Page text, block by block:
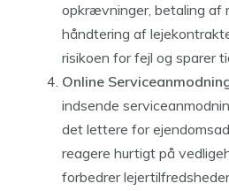
opkrævninger, betaling af
håndtering af
risikoen for fejl og sparer
Online
indsende
det lettere for
reagere hurtigt på
forbedrer